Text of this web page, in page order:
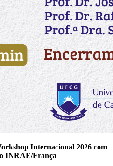
Internacional 2026 com
INRAE/França